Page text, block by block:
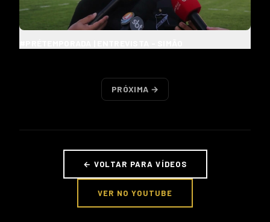
PRÓXIMA →
← VOLTAR PARA VÍDEOS
VER NO YOUTUBE